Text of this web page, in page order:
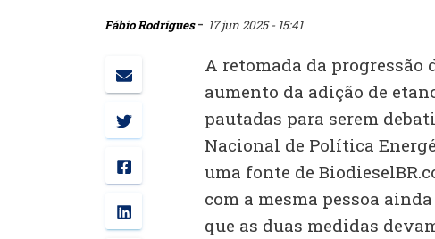
Fábio Rodrigues- 17 jun 2025 - 15:41
A retomada da
aumento da adição de
pautadas para serem
Nacional de Política
uma fonte de
com a mesma pessoa
que as duas medidas